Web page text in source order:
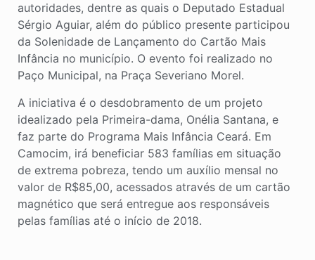
autoridades, dentre as quais o Deputado Estadual
Sérgio Aguiar, além do público presente participou
da Solenidade de Lançamento do Cartão Mais
Infância no município. O evento foi realizado no
Paço Municipal, na Praça Severiano Morel.
A iniciativa é o desdobramento de um projeto
idealizado pela Primeira-dama, Onélia Santana, e
faz parte do Programa Mais Infância Ceará. Em
Camocim, irá beneficiar 583 famílias em situação
de extrema pobreza, tendo um auxílio mensal no
valor de R$85,00, acessados através de um cartão
magnético que será entregue aos responsáveis
pelas famílias até o início de 2018.